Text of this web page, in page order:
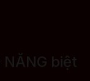
NĂNG biệt